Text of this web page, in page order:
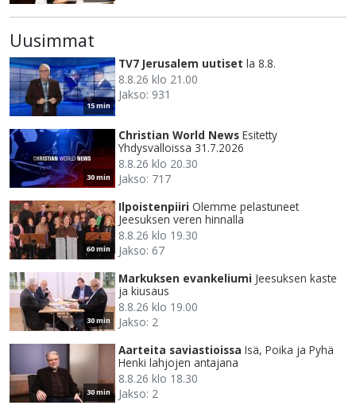
Uusimmat
15 min
TV7 Jerusalem uutiset la 8.8.
8.8.26 klo 21.00
Jakso: 931
30 min
Christian World News Esitetty
Yhdysvalloissa 31.7.2026
8.8.26 klo 20.30
Jakso: 717
60 min
Ilpoistenpiiri Olemme pelastuneet
Jeesuksen veren hinnalla
8.8.26 klo 19.30
Jakso: 67
30 min
Markuksen evankeliumi Jeesuksen kaste
ja kiusaus
8.8.26 klo 19.00
Jakso: 2
30 min
Aarteita saviastioissa Isä, Poika ja Pyhä
Henki lahjojen antajana
8.8.26 klo 18.30
Jakso: 2